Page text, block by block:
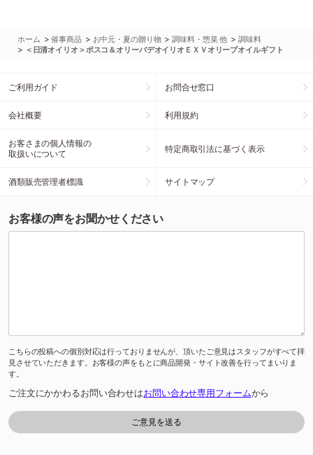
ホーム >催事商品 > お中元・夏の贈り物 >調味料・惣菜 他 > 調味料
> ＜日清オイリオ＞ボスコ＆オリーバデオイリオＥＸＶオリーブオイルギフト
ご利用ガイド お問合せ窓口
会社概要 利用規約
お客さまの個人情報の
取扱いについて
特定商取引法に基づく表示
酒類販売管理者標識 サイトマップ
お客様の声をお聞かせください
こちらの投稿への個別対応は行っておりませんが、頂いたご意見はスタッフがすべて拝
見させていただきます。お客様の声をもとに商品開発・サイト改善を行ってまいりま
す。
ご注文にかかわるお問い合わせはお問い合わせ専用フォームから